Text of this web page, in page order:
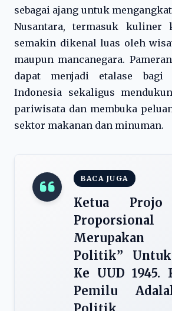
sebagai ajang untuk
Nusantara, termasuk kuliner
semakin dikenal luas oleh
maupun mancanegara.
dapat menjadi etalase bagi
Indonesia sekaligus
pariwisata dan membuka
sektor makanan dan minuman.
BACA JUGA
Ketua Projo
Proporsional
Politik”
Ke UUD 1945.
Pemilu